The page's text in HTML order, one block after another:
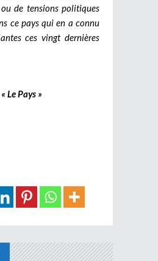
de tensions politiques
ce pays qui en a connu
ces vingt dernières
« Le Pays »